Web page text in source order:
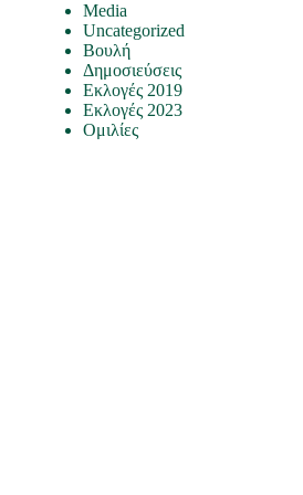
Media
Uncategorized
Βουλή
Δημοσιεύσεις
Εκλογές 2019
Εκλογές 2023
Ομιλίες